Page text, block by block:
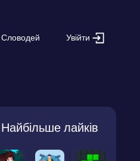
Словодей Увійти
Найбільше лайків